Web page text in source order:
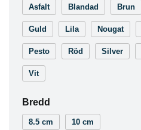
Asfalt Blandad Brun
Guld Lila Nougat
Pesto Röd Silver
Vit
Bredd
8.5 cm 10 cm